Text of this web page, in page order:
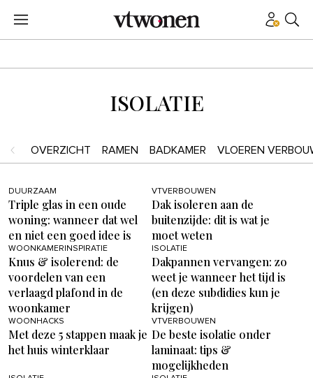
ISOLATIE
OVERZICHT RAMEN BADKAMER VLOEREN
DUURZAAM
Triple glas in een oude
woning: wanneer dat wel
en niet een goed idee is
VTVERBOUWEN
Dak isoleren aan de
buitenzijde: dit is wat je
moet weten
WOONKAMERINSPIRATIE
Knus & isolerend: de
voordelen van een
verlaagd plafond in de
woonkamer
ISOLATIE
Dakpannen vervangen: zo
weet je wanneer het tijd is
(en deze subdidies kun je
krijgen)
WOONHACKS
Met deze 5 stappen maak je
het huis winterklaar
VTVERBOUWEN
De beste isolatie onder
laminaat: tips &
mogelijkheden